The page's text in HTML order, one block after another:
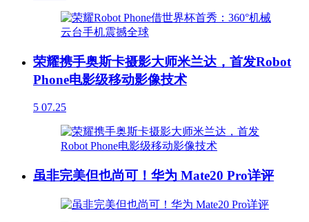
荣耀携手奥斯卡摄影大师米兰达，首发Robot
Phone电影级移动影像技术
5 07.25
虽非完美但也尚可！华为 Mate20 Pro详评